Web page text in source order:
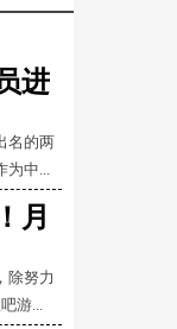
进
名的两
为中...
月
除努力
游...